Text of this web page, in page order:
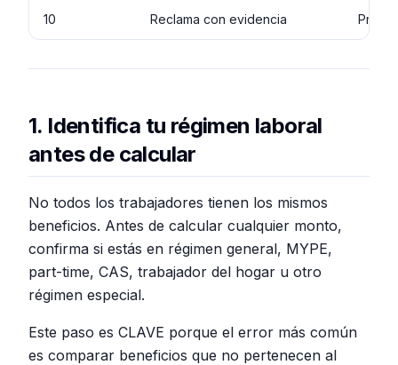
10 Reclama con evidencia
1. Identifica tu régimen laboral
antes de calcular
No todos los trabajadores tienen los mismos
beneficios. Antes de calcular cualquier monto,
confirma si estás en régimen general, MYPE,
part-time, CAS, trabajador del hogar u otro
régimen especial.
Este paso es CLAVE porque el error más común
es comparar beneficios que no pertenecen al